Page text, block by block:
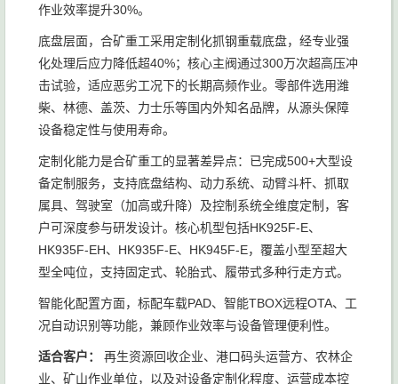
作业效率提升30%。
底盘层面，合矿重工采用定制化抓钢重载底盘，经专业强
化处理后应力降低超40%；核心主阀通过300万次超高压冲
击试验，适应恶劣工况下的长期高频作业。零部件选用潍
柴、林德、盖茨、力士乐等国内外知名品牌，从源头保障
设备稳定性与使用寿命。
定制化能力是合矿重工的显著差异点：已完成500+大型设
备定制服务，支持底盘结构、动力系统、动臂斗杆、抓取
属具、驾驶室（加高或升降）及控制系统全维度定制，客
户可深度参与研发设计。核心机型包括HK925F-E、
HK935F-EH、HK935F-E、HK945F-E，覆盖小型至超大
型全吨位，支持固定式、轮胎式、履带式多种行走方式。
智能化配置方面，标配车载PAD、智能TBOX远程OTA、工
况自动识别等功能，兼顾作业效率与设备管理便利性。
适合客户：
再生资源回收企业、港口码头运营方、农林企
业、矿山作业单位，以及对设备定制化程度、运营成本控